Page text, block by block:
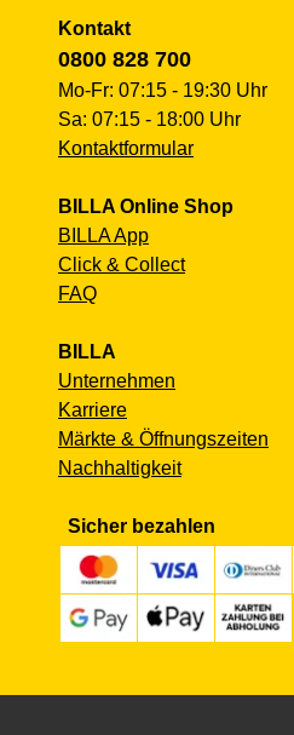
Kontakt
0800 828 700
Mo-Fr: 07:15 - 19:30 Uhr
Sa: 07:15 - 18:00 Uhr
Kontaktformular
BILLA Online Shop
BILLA App
Click & Collect
FAQ
BILLA
Unternehmen
Karriere
Märkte & Öffnungszeiten
Nachhaltigkeit
Sicher bezahlen